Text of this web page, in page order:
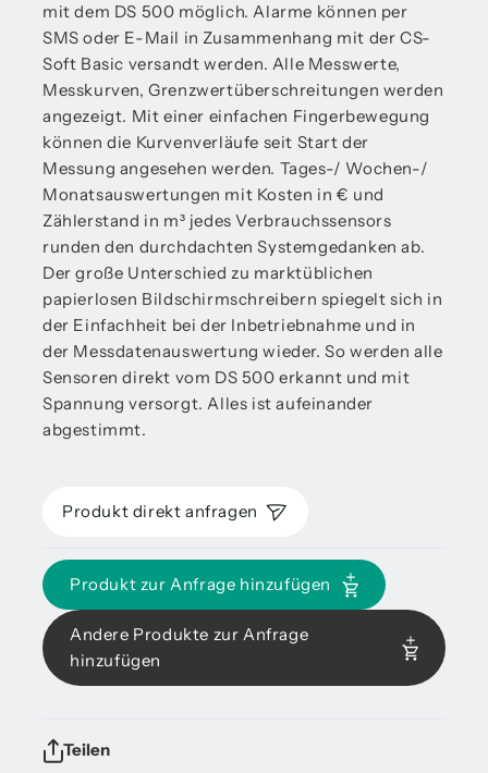
mit dem DS 500 möglich. Alarme können per
SMS oder E-Mail in Zusammenhang mit der CS-
Soft Basic versandt werden. Alle Messwerte,
Messkurven, Grenzwertüberschreitungen werden
angezeigt. Mit einer einfachen Fingerbewegung
können die Kurvenverläufe seit Start der
Messung angesehen werden. Tages-/ Wochen-/
Monatsauswertungen mit Kosten in € und
Zählerstand in m³ jedes Verbrauchssensors
runden den durchdachten Systemgedanken ab.
Der große Unterschied zu marktüblichen
papierlosen Bildschirmschreibern spiegelt sich in
der Einfachheit bei der Inbetriebnahme und in
der Messdatenauswertung wieder. So werden alle
Sensoren direkt vom DS 500 erkannt und mit
Spannung versorgt. Alles ist aufeinander
abgestimmt.
Produkt direkt anfragen
Produkt zur Anfrage hinzufügen
Andere Produkte zur Anfrage
hinzufügen
Teilen